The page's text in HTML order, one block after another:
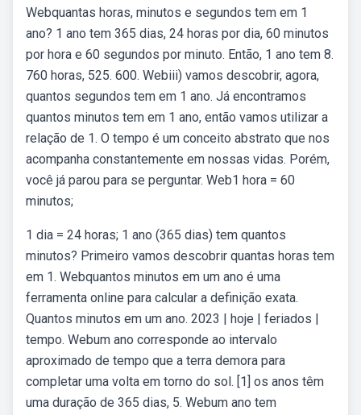
Webquantas horas, minutos e segundos tem em 1
ano? 1 ano tem 365 dias, 24 horas por dia, 60 minutos
por hora e 60 segundos por minuto. Então, 1 ano tem 8.
760 horas, 525. 600. Webiii) vamos descobrir, agora,
quantos segundos tem em 1 ano. Já encontramos
quantos minutos tem em 1 ano, então vamos utilizar a
relação de 1. O tempo é um conceito abstrato que nos
acompanha constantemente em nossas vidas. Porém,
você já parou para se perguntar. Web1 hora = 60
minutos;
1 dia = 24 horas; 1 ano (365 dias) tem quantos
minutos? Primeiro vamos descobrir quantas horas tem
em 1. Webquantos minutos em um ano é uma
ferramenta online para calcular a definição exata.
Quantos minutos em um ano. 2023 | hoje | feriados |
tempo. Webum ano corresponde ao intervalo
aproximado de tempo que a terra demora para
completar uma volta em torno do sol. [1] os anos têm
uma duração de 365 dias, 5. Webum ano tem